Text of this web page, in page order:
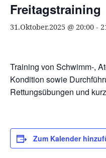
Freitagstraining
31.Oktober.2025 @ 20:00 -
Training von Schwimm-,
Kondition sowie
Rettungsübungen und
Zum Kalender